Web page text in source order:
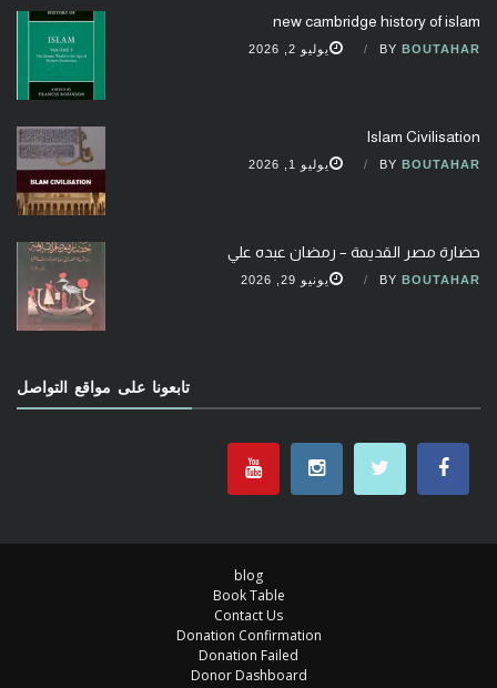
new cambridge history of islam
BY BOUTAHAR يوليو 2, 2026
Islam Civilisation
BY BOUTAHAR يوليو 1, 2026
حضارة مصر القديمة – رمضان عبده علي
BY BOUTAHAR يونيو 29, 2026
تابعونا على مواقع التواصل
blog
Book Table
Contact Us
Donation Confirmation
Donation Failed
Donor Dashboard